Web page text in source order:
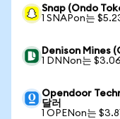
Snap (Ondo
1 SNAPon는
Denison Mines
1 DNNon는
Opendoor
달러
1 OPENon는